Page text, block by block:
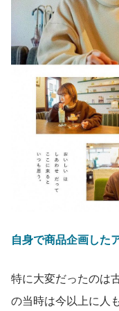
自身で商品企画した
特に大変だったのは
の当時は今以上に人